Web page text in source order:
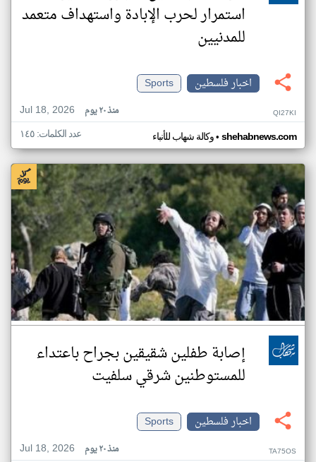
استمرار لحرب الإبادة واستهداف متعمد
للمدنيين
اخبار فلسطين
Sports
Jul 18, 2026
منذ ٢٠ يوم QI27KI
وكالة شهاب للأنباء• shehabnews.com عدد الكلمات: ١٤٥
إصابة طفلين شقيقين بجراح باعتداء
للمستوطنين شرقي سلفيت
اخبار فلسطين
Sports
Jul 18, 2026
منذ ٢٠ يوم TA75OS